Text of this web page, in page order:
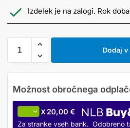
Izdelek je na zalogi. Rok
Dodaj
X 20,00 €
Za stranke vseh bank. Odobreno